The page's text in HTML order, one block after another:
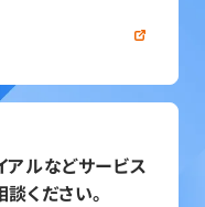
アルなどサービス
ください。